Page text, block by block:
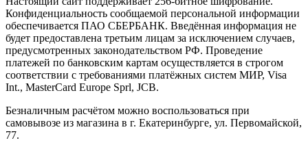
Конфиденциальность сообщаемой персональной информации
обеспечивается ПАО СБЕРБАНК. Введённая информация не
будет предоставлена третьим лицам за исключением случаев,
предусмотренных законодательством РФ. Проведение
платежей по банковским картам осуществляется в строгом
соответствии с требованиями платёжных систем МИР, Visa
Int., MasterCard Europe Sprl, JCB.
Безналичным расчётом можно воспользоваться при
самовывозе из магазина в г. Екатеринбурге, ул. Первомайской,
77.